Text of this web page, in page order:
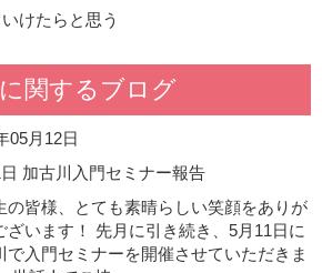
けたらと思う
関するブログ
05月12日
加古川入門セミナー報告
の皆様、とても素晴らしい笑顔をありが
ざいます！ 先月に引き続き、5月11日に
で入門セミナーを開催させていただきま